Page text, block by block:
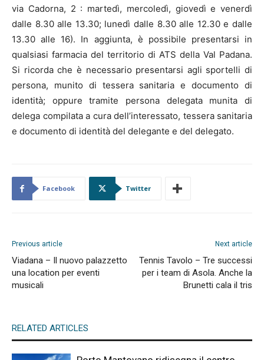
via Cadorna, 2 : martedì, mercoledì, giovedì e venerdì
dalle 8.30 alle 13.30; lunedì dalle 8.30 alle 12.30 e dalle
13.30 alle 16). In aggiunta, è possibile presentarsi in
qualsiasi farmacia del territorio di ATS della Val Padana.
Si ricorda che è necessario presentarsi agli sportelli di
persona, munito di tessera sanitaria e documento di
identità; oppure tramite persona delegata munita di
delega compilata a cura dell’interessato, tessera sanitaria
e documento di identità del delegante e del delegato.
Facebook Twitter
Previous article
Viadana – Il nuovo palazzetto
una location per eventi
musicali
Next article
Tennis Tavolo – Tre successi
per i team di Asola. Anche la
Brunetti cala il tris
RELATED ARTICLES